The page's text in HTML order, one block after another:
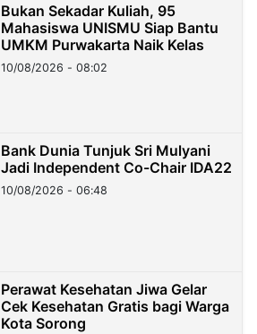
Bukan Sekadar Kuliah, 95
Mahasiswa UNISMU Siap Bantu
UMKM Purwakarta Naik Kelas
10/08/2026 - 08:02
Bank Dunia Tunjuk Sri Mulyani
Jadi Independent Co-Chair IDA22
10/08/2026 - 06:48
Perawat Kesehatan Jiwa Gelar
Cek Kesehatan Gratis bagi Warga
Kota Sorong